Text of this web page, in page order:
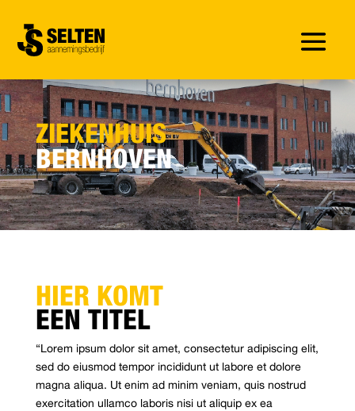
ZIEKENHUIS
BERNHOVEN
HIER KOMT
EEN TITEL
“Lorem ipsum dolor sit amet, consectetur adipiscing elit,
sed do eiusmod tempor incididunt ut labore et dolore
magna aliqua. Ut enim ad minim veniam, quis nostrud
exercitation ullamco laboris nisi ut aliquip ex ea